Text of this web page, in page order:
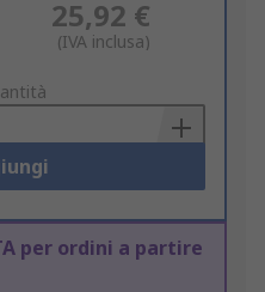
25,92 €
(IVA inclusa)
per ordini a partire